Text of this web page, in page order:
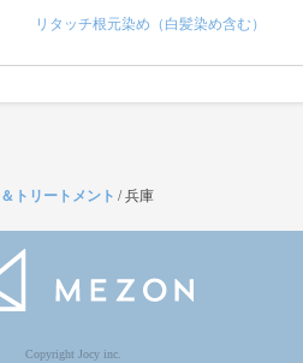
リタッチ根元染め（白髪染め含む）
トリートメント /兵庫
Copyright Jocy inc.